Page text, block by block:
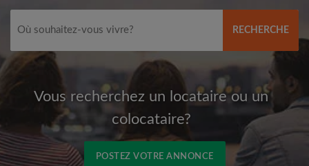
RECHERCHE
Vous recherchez un locataire ou un
colocataire?
POSTEZ VOTRE ANNONCE